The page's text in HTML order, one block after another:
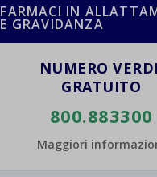
FARMACI IN
E GRAVIDANZA
NUMERO
GRATUITO
800.883300
Maggiori